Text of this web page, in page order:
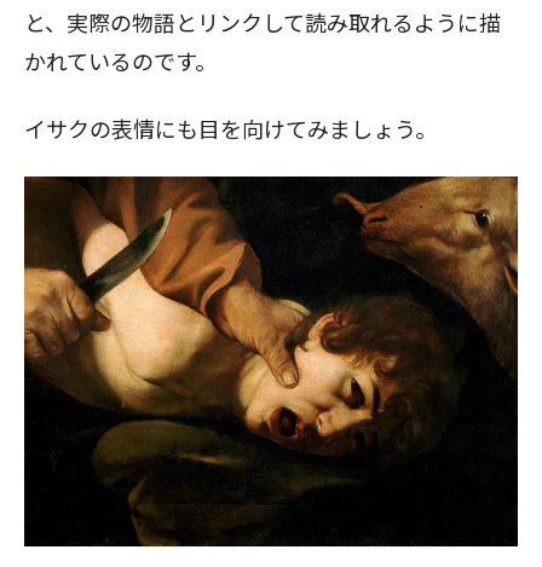
と、実際の物語とリンクして読み取れるように描
かれているのです。
イサクの表情にも目を向けてみましょう。